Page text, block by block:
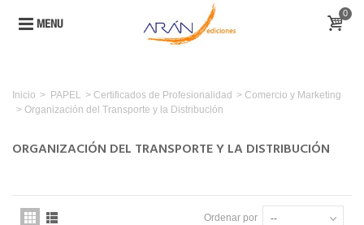
MENU
0
Inicio > PAPEL > Certificados de Profesionalidad > Comercio y Marketing
> Organización del Transporte y la Distribución
ORGANIZACIÓN DEL TRANSPORTE Y LA DISTRIBUCIÓN
Ordenar por --